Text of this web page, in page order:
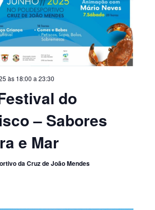
do
– Sabores
e Mar
às 18:00 a 23:30
da Cruz de João Mendes